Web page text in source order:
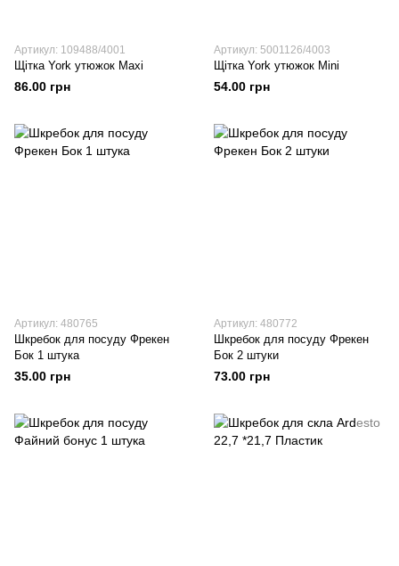
Артикул: 109488/4001
Щітка York утюжок Maxi
86.00 грн
Артикул: 5001126/4003
Щітка York утюжок Mini
54.00 грн
Артикул: 480765
Шкребок для посуду Фрекен
Бок 1 штука
35.00 грн
Артикул: 480772
Шкребок для посуду Фрекен
Бок 2 штуки
73.00 грн